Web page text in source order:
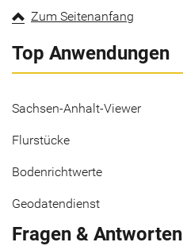
Zum Seitenanfang
Top Anwendungen
Sachsen-Anhalt-Viewer
Flurstücke
Bodenrichtwerte
Geodatendienst
Fragen & Antworten